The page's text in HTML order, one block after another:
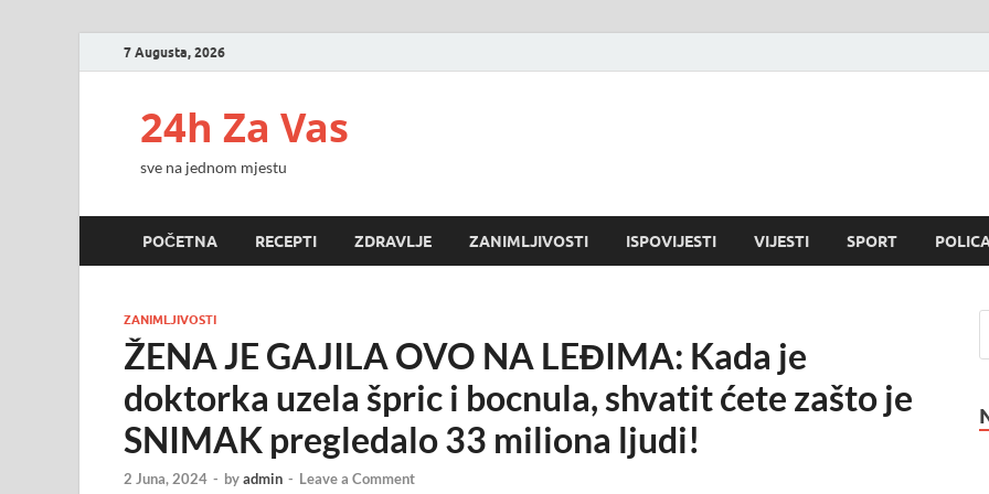
7 Augusta, 2026
24h Za Vas
sve na jednom mjestu
POČETNA RECEPTI ZDRAVLJE ZANIMLJIVOSTI ISPOVIJESTI VIJESTI SPORT
ZANIMLJIVOSTI
ŽENA JE GAJILA OVO NA LEĐIMA: Kada je
doktorka uzela špric i bocnula, shvatit ćete zašto je
SNIMAK pregledalo 33 miliona ljudi!
2 Juna, 2024 - byadmin - Leave a Comment